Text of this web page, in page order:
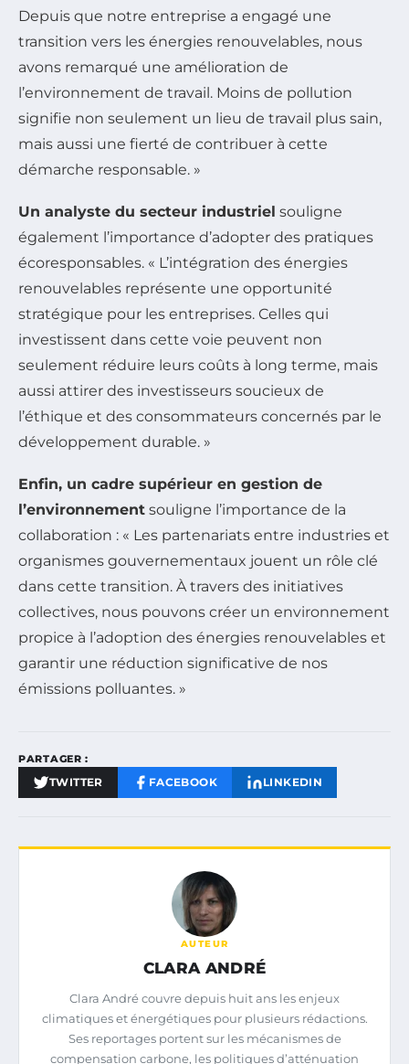
Depuis que notre entreprise a engagé une
transition vers les énergies renouvelables, nous
avons remarqué une amélioration de
l’environnement de travail. Moins de pollution
signifie non seulement un lieu de travail plus sain,
mais aussi une fierté de contribuer à cette
démarche responsable. »
Un analyste du secteur industriel souligne
également l’importance d’adopter des pratiques
écoresponsables. « L’intégration des énergies
renouvelables représente une opportunité
stratégique pour les entreprises. Celles qui
investissent dans cette voie peuvent non
seulement réduire leurs coûts à long terme, mais
aussi attirer des investisseurs soucieux de
l’éthique et des consommateurs concernés par le
développement durable. »
Enfin, un cadre supérieur en gestion de
l’environnement souligne l’importance de la
collaboration : « Les partenariats entre industries et
organismes gouvernementaux jouent un rôle clé
dans cette transition. À travers des initiatives
collectives, nous pouvons créer un environnement
propice à l’adoption des énergies renouvelables et
garantir une réduction significative de nos
émissions polluantes. »
PARTAGER :
TWITTER FACEBOOK LINKEDIN
AUTEUR
CLARA ANDRÉ
Clara André couvre depuis huit ans les enjeux
climatiques et énergétiques pour plusieurs rédactions.
Ses reportages portent sur les mécanismes de
compensation carbone, les politiques d’atténuation